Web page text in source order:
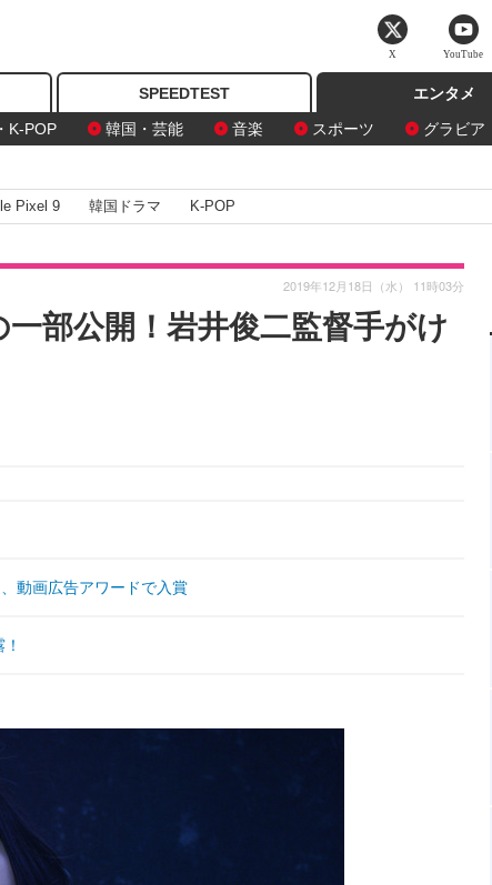
SPEEDTEST
エンタメ
K-POP 韓国・芸能 音楽 スポーツ グラビア
Pixel 9 韓国ドラマ K-POP
部公開！岩井俊二監督手がけ
2019年12月18日（水） 11時03分
動画広告アワードで入賞
X YouTube